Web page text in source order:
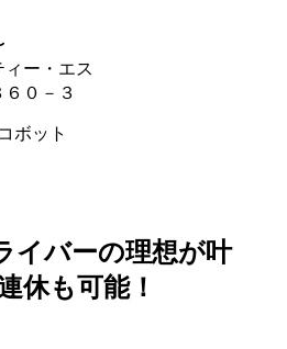
ー・エス
０－３
ボット
イバーの理想が叶
休も可能！